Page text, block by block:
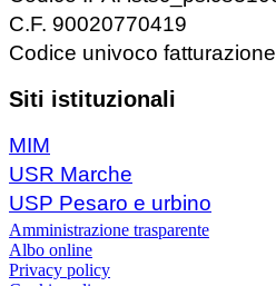
C.F. 90020770419
Codice univoco
Siti istituzionali
MIM
USR Marche
USP Pesaro e urbino
Amministrazione trasparente
Albo online
Privacy policy